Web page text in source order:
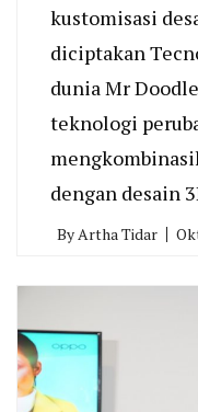
kustomisasi
diciptakan
dunia Mr
teknologi
dengan desain
ByArtha Tidar